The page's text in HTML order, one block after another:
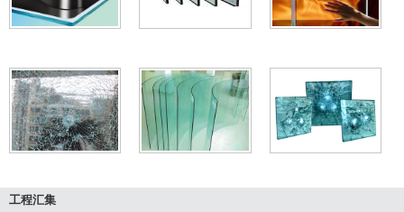
工程汇集